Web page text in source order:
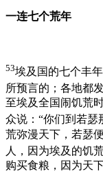
一连七个荒年
53埃及国的七个丰年
所预言的；各地都
至埃及全国闹饥荒
众说：“你们到若瑟
荒弥漫天下，若瑟
人，因为埃及的饥
购买食粮，因为天